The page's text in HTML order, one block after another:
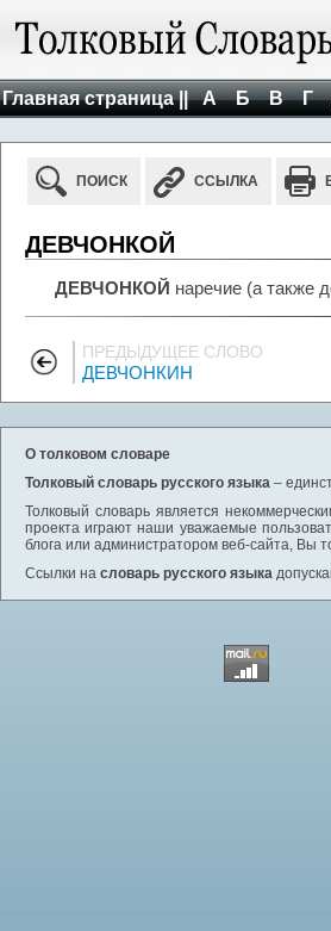
Главная страница || А Б В Г
ПОИСК ССЫЛКА
ДЕВЧОНКОЙ
ДЕВЧОНКОЙ наречие (а также
ПРЕДЫДУЩЕЕ СЛОВО
ДЕВЧОНКИН
О толковом словаре
Толковый словарь русского языка –
Толковый словарь является
проекта играют наши уважаемые
блога или администратором веб-сайта, Вы
Ссылки на словарь русского языка